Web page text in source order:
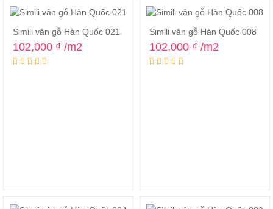
Simili vân gỗ Hàn Quốc 021
102,000 ₫ /m2
Simili vân gỗ Hàn Quốc 008
102,000 ₫ /m2